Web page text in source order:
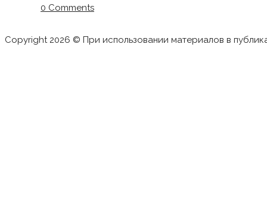
0 Comments
Copyright 2026 © При использовании материалов в